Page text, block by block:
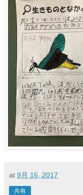
at 9月 16, 2017
共有